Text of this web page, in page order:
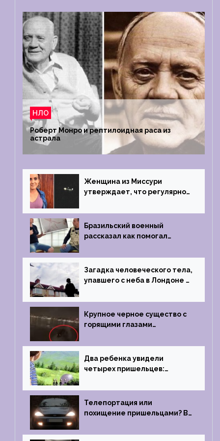
НЛО
Роберт Монро и рептилоидная раса из
астрала
Женщина из Миссури
утверждает, что регулярно
инопланетянами
Бразильский военный
рассказал как помогал
1996 году
Загадка человеческого тела,
упавшего с неба в Лондоне в
Крупное черное существо с
горящими глазами
Два ребенка увидели
четырех пришельцев:
1967 году
Телепортация или
похищение пришельцами? В
случай произошел с семьей